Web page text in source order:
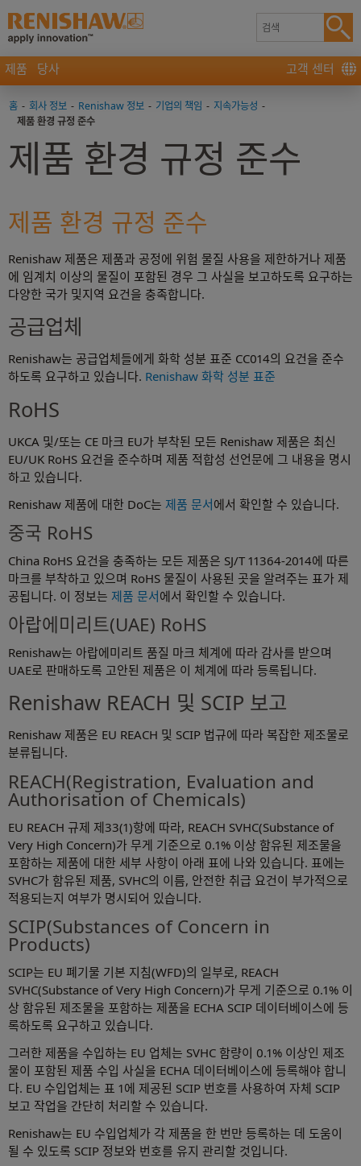
제품 당사 고객 센터
홈 - 회사 정보 - Renishaw 정보 - 기업의 책임 - 지속가능성 -
제품 환경 규정 준수
제품 환경 규정 준수
제품 환경 규정 준수
Renishaw 제품은 제품과 공정에 위험 물질 사용을 제한하거나 제품
에 임계치 이상의 물질이 포함된 경우 그 사실을 보고하도록 요구하는
다양한 국가 및지역 요건을 충족합니다.
공급업체
Renishaw는 공급업체들에게 화학 성분 표준 CC014의 요건을 준수
하도록 요구하고 있습니다. Renishaw 화학 성분 표준
RoHS
UKCA 및/또는 CE 마크 EU가 부착된 모든 Renishaw 제품은 최신
EU/UK RoHS 요건을 준수하며 제품 적합성 선언문에 그 내용을 명시
하고 있습니다.
Renishaw 제품에 대한 DoC는 제품 문서에서 확인할 수 있습니다.
중국 RoHS
China RoHS 요건을 충족하는 모든 제품은 SJ/T 11364-2014에 따른
마크를 부착하고 있으며 RoHS 물질이 사용된 곳을 알려주는 표가 제
공됩니다. 이 정보는 제품 문서에서 확인할 수 있습니다.
아랍에미리트(UAE) RoHS
Renishaw는 아랍에미리트 품질 마크 체계에 따라 감사를 받으며
UAE로 판매하도록 고안된 제품은 이 체계에 따라 등록됩니다.
Renishaw REACH 및 SCIP 보고
Renishaw 제품은 EU REACH 및 SCIP 법규에 따라 복잡한 제조물로
분류됩니다.
REACH(Registration, Evaluation and
Authorisation of Chemicals)
EU REACH 규제 제33(1)항에 따라, REACH SVHC(Substance of
Very High Concern)가 무게 기준으로 0.1% 이상 함유된 제조물을
포함하는 제품에 대한 세부 사항이 아래 표에 나와 있습니다. 표에는
SVHC가 함유된 제품, SVHC의 이름, 안전한 취급 요건이 부가적으로
적용되는지 여부가 명시되어 있습니다.
SCIP(Substances of Concern in
Products)
SCIP는 EU 폐기물 기본 지침(WFD)의 일부로, REACH
SVHC(Substance of Very High Concern)가 무게 기준으로 0.1% 이
상 함유된 제조물을 포함하는 제품을 ECHA SCIP 데이터베이스에 등
록하도록 요구하고 있습니다.
그러한 제품을 수입하는 EU 업체는 SVHC 함량이 0.1% 이상인 제조
물이 포함된 제품 수입 사실을 ECHA 데이터베이스에 등록해야 합니
다. EU 수입업체는 표 1에 제공된 SCIP 번호를 사용하여 자체 SCIP
보고 작업을 간단히 처리할 수 있습니다.
Renishaw는 EU 수입업체가 각 제품을 한 번만 등록하는 데 도움이
될 수 있도록 SCIP 정보와 번호를 유지 관리할 것입니다.